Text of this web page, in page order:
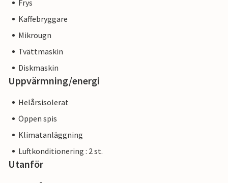
Frys
Kaffebryggare
Mikrougn
Tvättmaskin
Diskmaskin
Uppvärmning/energi
Helårsisolerat
Öppen spis
Klimatanläggning
Luftkonditionering : 2 st.
Utanför